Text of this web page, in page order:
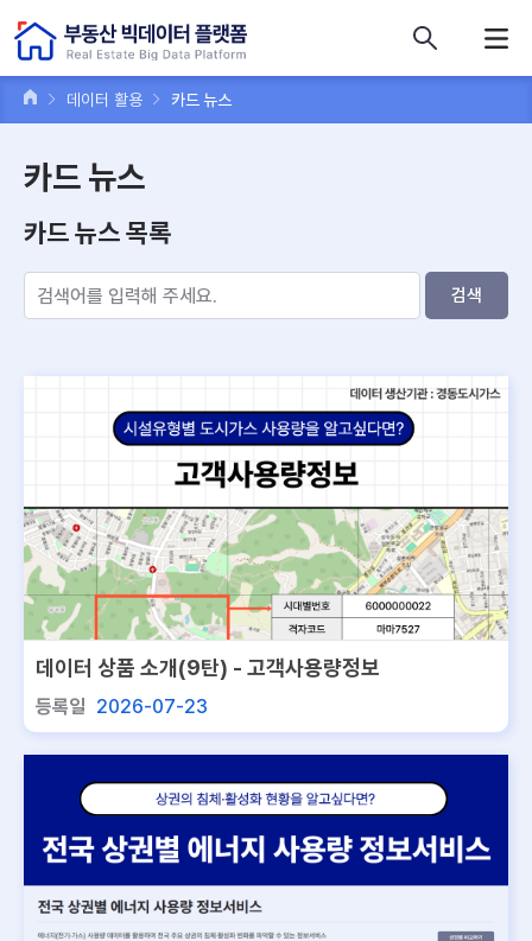
데이터 활용 카드 뉴스
카드 뉴스
카드 뉴스 목록
검색
데이터 상품 소개(9탄) - 고객사용량정보
등록일 2026-07-23